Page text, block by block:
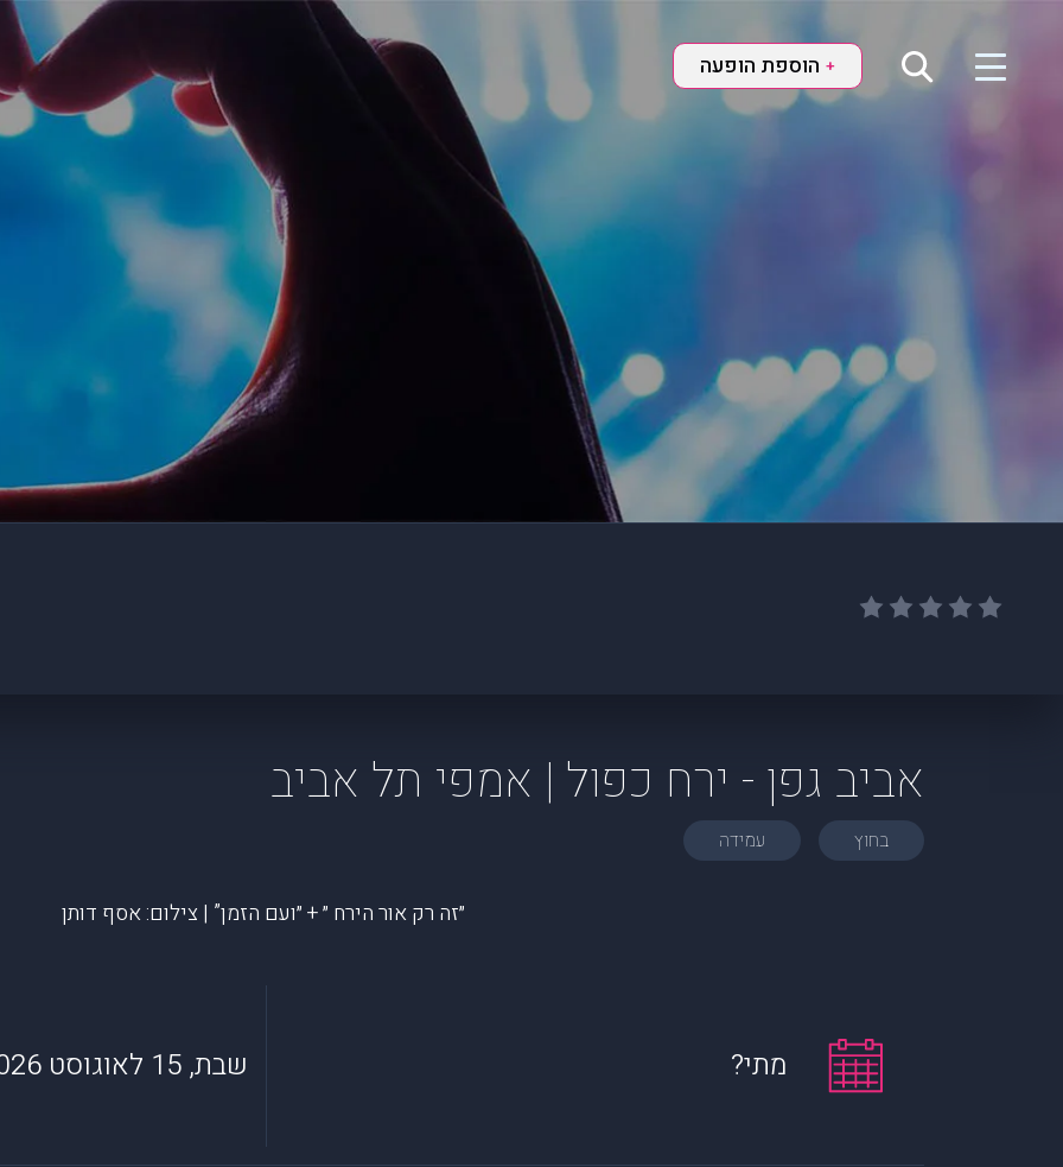
+ הוספת הופעה
אביב גפן - ירח כפול | אמפי תל אביב
בחוץ עמידה
״זה רק אור הירח ״ + ״ועם הזמן” | צילום: אסף דותן
מתי? שבת, 15 לאוגוסט 2026